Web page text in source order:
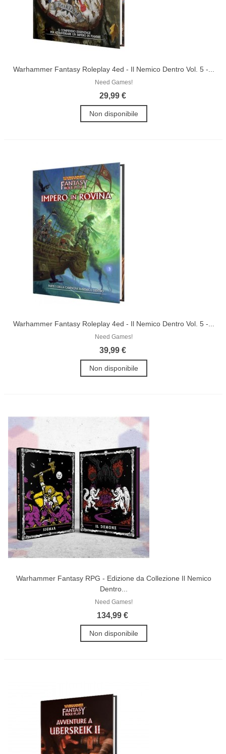
Warhammer Fantasy Roleplay 4ed - Il Nemico Dentro Vol. 5 -...
Need Games!
29,99 €
Non disponibile
Warhammer Fantasy Roleplay 4ed - Il Nemico Dentro Vol. 5 -...
Need Games!
39,99 €
Non disponibile
Warhammer Fantasy RPG - Edizione da Collezione Il Nemico
Dentro...
Need Games!
134,99 €
Non disponibile